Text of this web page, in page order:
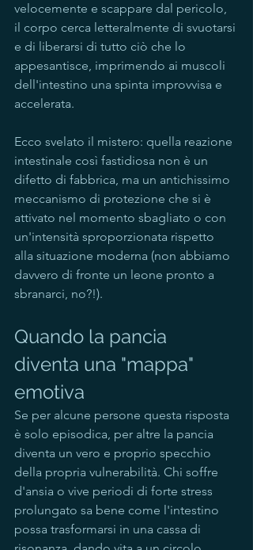
velocemente e scappare dal pericolo,
il corpo cerca letteralmente di svuotarsi
e di liberarsi di tutto ciò che lo
appesantisce, imprimendo ai muscoli
dell'intestino una spinta improvvisa e
accelerata.
Ecco svelato il mistero: quella reazione
intestinale così fastidiosa non è un
difetto di fabbrica, ma un antichissimo
meccanismo di protezione che si è
attivato nel momento sbagliato o con
un'intensità sproporzionata rispetto
alla situazione moderna (non abbiamo
davvero di fronte un leone pronto a
sbranarci, no?!).
Quando la pancia
diventa una "mappa"
emotiva
Se per alcune persone questa risposta
è solo episodica, per altre la pancia
diventa un vero e proprio specchio
della propria vulnerabilità. Chi soffre
d'ansia o vive periodi di forte stress
prolungato sa bene come l'intestino
possa trasformarsi in una cassa di